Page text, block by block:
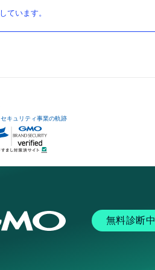
ています。
セキュリティ事業の軌跡
無料診断中